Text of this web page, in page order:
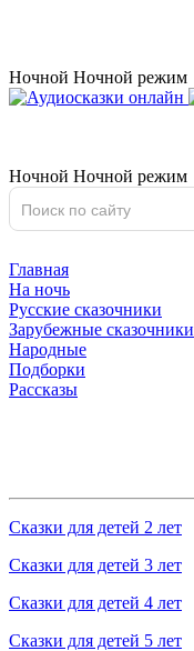
Ночной Ночной режим
Ночной Ночной режим
Главная
На ночь
Русские сказочники
Зарубежные сказочники
Народные
Подборки
Рассказы
Сказки для детей 2 лет
Сказки для детей 3 лет
Сказки для детей 4 лет
Сказки для детей 5 лет